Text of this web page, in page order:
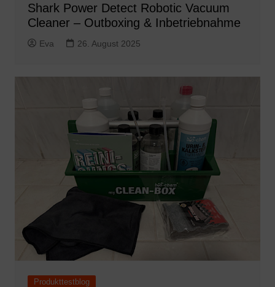
Shark Power Detect Robotic Vacuum
Cleaner – Outboxing & Inbetriebnahme
Eva 26. August 2025
Produkttestblog